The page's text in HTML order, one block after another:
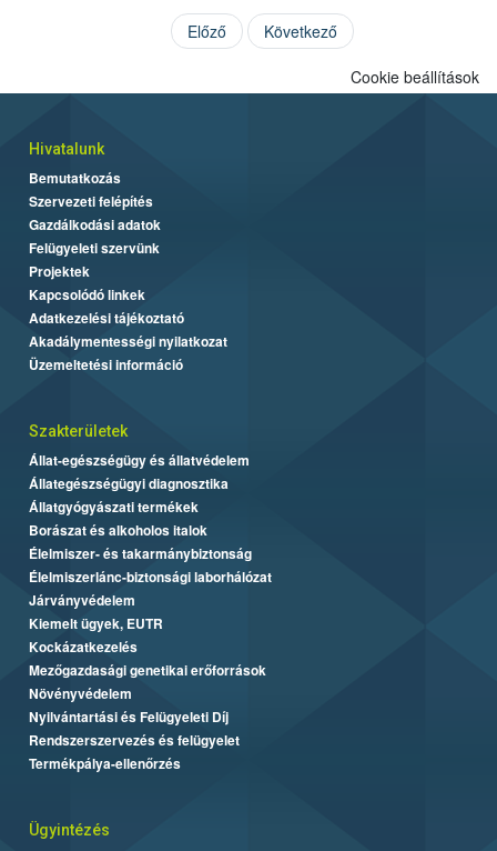
Előző Következő
Cookie beállítások
Hivatalunk
Bemutatkozás
Szervezeti felépítés
Gazdálkodási adatok
Felügyeleti szervünk
Projektek
Kapcsolódó linkek
Adatkezelési tájékoztató
Akadálymentességi nyilatkozat
Üzemeltetési információ
Szakterületek
Állat-egészségügy és állatvédelem
Állategészségügyi diagnosztika
Állatgyógyászati termékek
Borászat és alkoholos italok
Élelmiszer- és takarmánybiztonság
Élelmiszerlánc-biztonsági laborhálózat
Járványvédelem
Kiemelt ügyek, EUTR
Kockázatkezelés
Mezőgazdasági genetikai erőforrások
Növényvédelem
Nyilvántartási és Felügyeleti Díj
Rendszerszervezés és felügyelet
Termékpálya-ellenőrzés
Ügyintézés